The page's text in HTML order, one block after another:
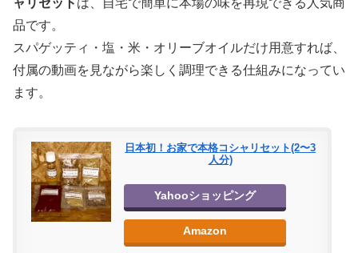
品です。
スパゲッティ・塩・米・オリーブオイルだけ用意すれば、
付属の動画を見ながら楽しく調理できる仕組みになってい
ます。
日本初！お家で本格コシャリセット(2〜3
人分)
Yahooショッピング
Amazon